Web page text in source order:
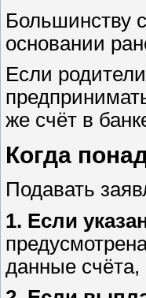
Большинству
основании
Если
же счёт в
Когда
Подавать
1. Если
данные счёта,